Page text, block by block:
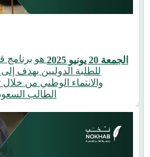
الجمعة 20 يونيو 2025
هو برنامج
للطلبة الدوليين يهدف
والانتماء الوطني من
الطالب